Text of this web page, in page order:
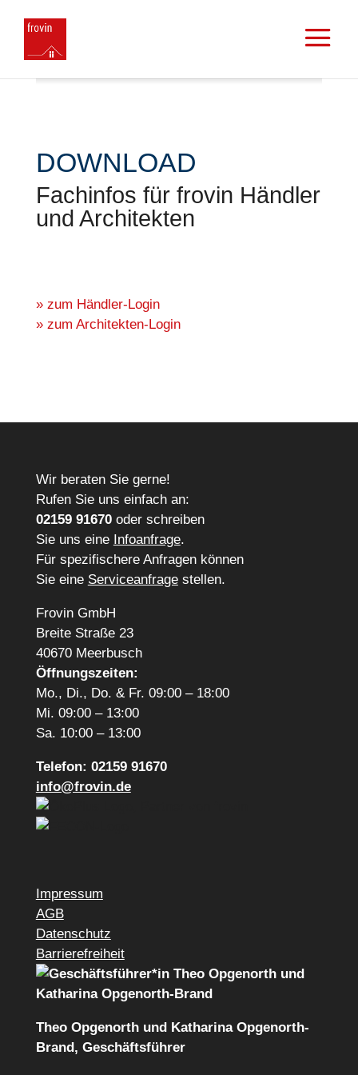
DOWNLOAD
Fachinfos für frovin Händler
und Architekten
» zum Händler-Login
» zum Architekten-Login
Wir beraten Sie gerne!
Rufen Sie uns einfach an:
02159 91670 oder schreiben
Sie uns eine Infoanfrage.
Für spezifischere Anfragen können
Sie eine Serviceanfragestellen.
Frovin GmbH
Breite Straße 23
40670 Meerbusch
Öffnungszeiten:
Mo., Di., Do. & Fr. 09:00 – 18:00
Mi. 09:00 – 13:00
Sa. 10:00 – 13:00
Telefon: 02159 91670
info@frovin.de
Impressum
AGB
Datenschutz
Barrierefreiheit
Theo Opgenorth und Katharina Opgenorth-
Brand, Geschäftsführer